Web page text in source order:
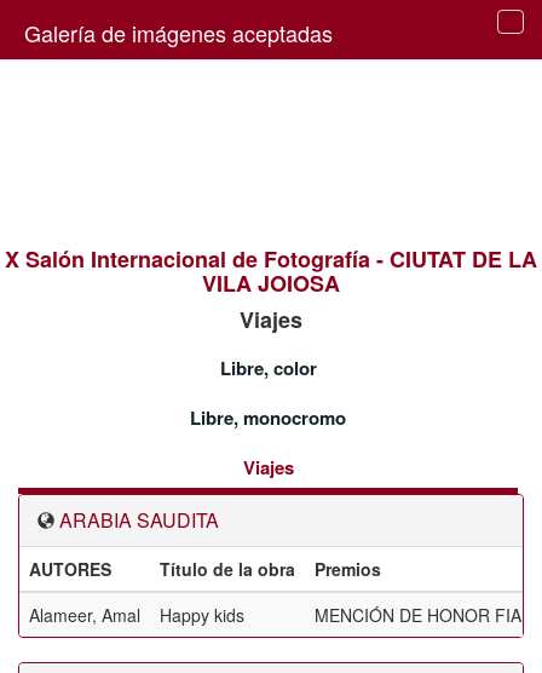
Galería de imágenes aceptadas
X Salón Internacional de Fotografía - CIUTAT DE LA
VILA JOIOSA
Viajes
Libre, color
Libre, monocromo
Viajes
ARABIA SAUDITA
AUTORES Título de la obra
Premios
Alameer, Amal
Happy kids MENCIÓN DE HONOR FIAP